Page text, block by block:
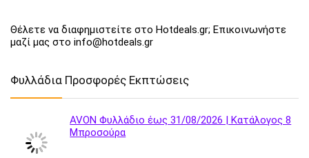
Θέλετε να διαφημιστείτε στο Hotdeals.gr; Επικοινωνήστε
μαζί μας στο info@hotdeals.gr
Φυλλάδια Προσφορές Εκπτώσεις
AVON Φυλλάδιο έως 31/08/2026 | Κατάλογος 8
Μπροσούρα